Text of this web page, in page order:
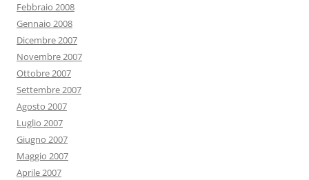
Febbraio 2008
Gennaio 2008
Dicembre 2007
Novembre 2007
Ottobre 2007
Settembre 2007
Agosto 2007
Luglio 2007
Giugno 2007
Maggio 2007
Aprile 2007